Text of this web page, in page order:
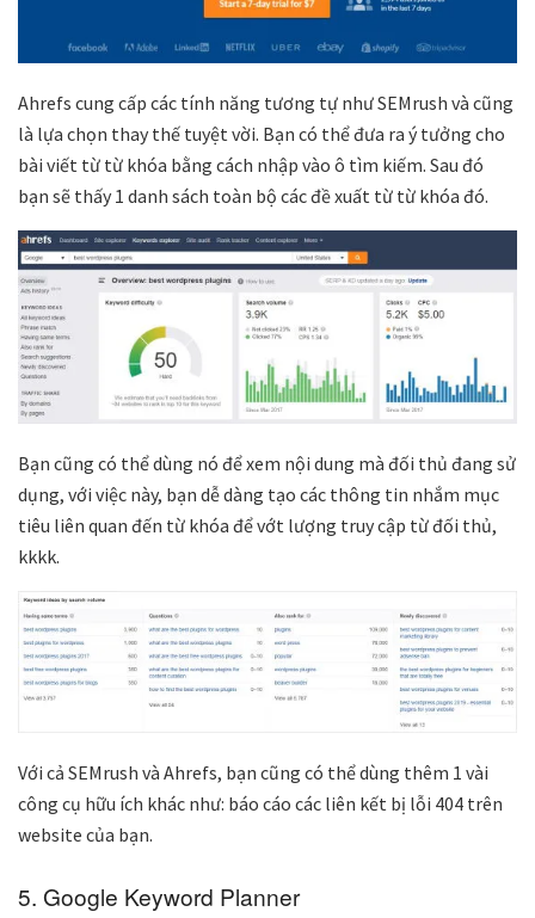
Ahrefs cung cấp các tính năng tương tự như SEMrush và cũng
là lựa chọn thay thế tuyệt vời. Bạn có thể đưa ra ý tưởng cho
bài viết từ từ khóa bằng cách nhập vào ô tìm kiếm. Sau đó
bạn sẽ thấy 1 danh sách toàn bộ các đề xuất từ từ khóa đó.
Bạn cũng có thể dùng nó để xem nội dung mà đối thủ đang sử
dụng, với việc này, bạn dễ dàng tạo các thông tin nhắm mục
tiêu liên quan đến từ khóa để vớt lượng truy cập từ đối thủ,
kkkk.
Với cả SEMrush và Ahrefs, bạn cũng có thể dùng thêm 1 vài
công cụ hữu ích khác như: báo cáo các liên kết bị lỗi 404 trên
website của bạn.
5. Google Keyword Planner